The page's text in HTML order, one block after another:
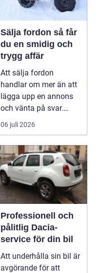
Sälja fordon så får
du en smidig och
trygg affär
Att sälja fordon
handlar om mer än att
lägga upp en annons
och vänta på svar.
Många vill få en bra p...
06 juli 2026
Professionell och
pålitlig Dacia-
service för din bil
Att underhålla sin bil är
avgörande för att